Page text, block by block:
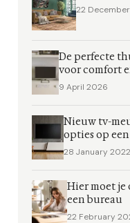
22
De perfecte
voor comfort
9 April 2026
Nieuw tv-
opties op
28 January 2022
Hier moet
een bureau
22 February